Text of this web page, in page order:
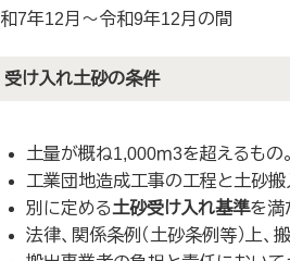
7年12月～令和9年12月の間
受け入れ土砂の条件
土量が概ね1,000ｍ3を超えるもの。
工業団地造成工事の工程と土砂搬
別に定める土砂受け入れ基準を満
法律、関係条例（土砂条例等）上、